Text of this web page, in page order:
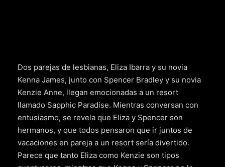
Dos parejas de lesbianas, Eliza Ibarra y su novia
Kenna James, junto con Spencer Bradley y su novia
Kenzie Anne, llegan emocionadas a un resort
llamado Sapphic Paradise. Mientras conversan con
entusiasmo, se revela que Eliza y Spencer son
hermanos, y que todos pensaron que ir juntos de
vacaciones en pareja a un resort sería divertido.
Parece que tanto Eliza como Kenzie son tipos